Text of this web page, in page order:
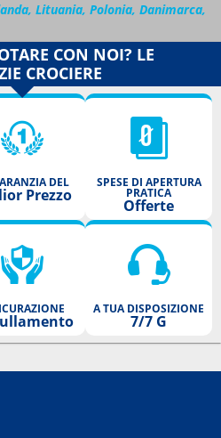
Lituania, Polonia, Danimarca,
CON NOI? LE
CROCIERE
DEL
Prezzo
SPESE DI APERTURA
PRATICA
Offerte
A TUA DISPOSIZIONE
7/7 G